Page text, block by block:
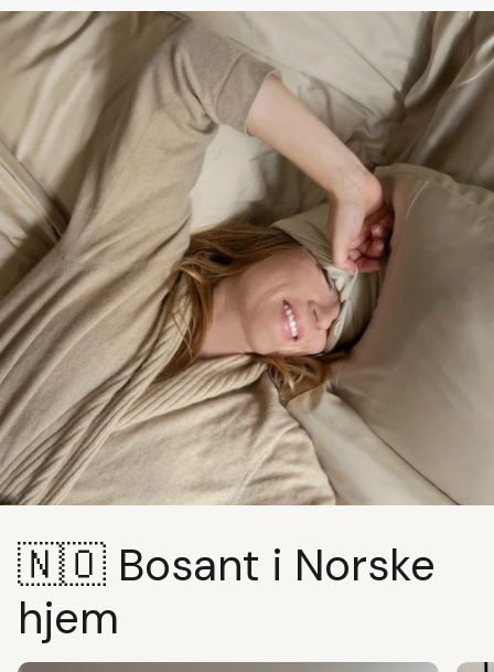
🇳🇴 Bosant i Norske
hjem